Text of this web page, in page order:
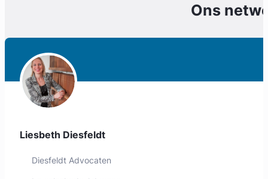
Ons
Liesbeth Diesfeldt
Diesfeldt Advocaten